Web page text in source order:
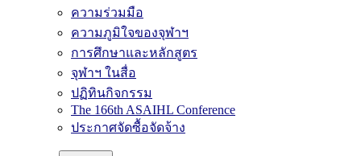
ความร่วมมือ
ความภูมิใจของจุฬาฯ
การศึกษาและหลักสูตร
จุฬาฯ ในสื่อ
ปฏิทินกิจกรรม
The 166th ASAIHL Conference
ประกาศจัดซื้อจัดจ้าง